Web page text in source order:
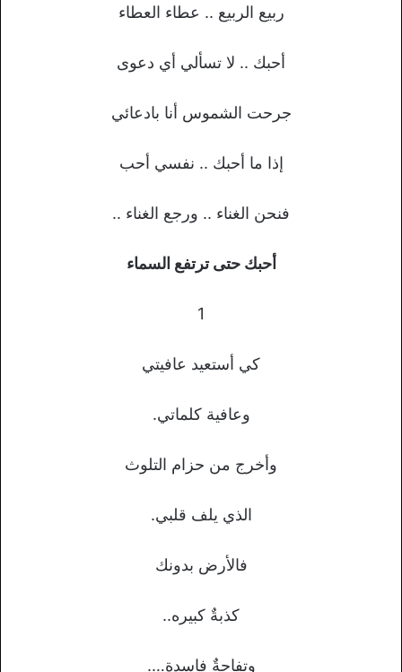
ربيع الربيع .. عطاء العطاء
أحبك .. لا تسألي أي دعوى
جرحت الشموس أنا بادعائي
إذا ما أحبك .. نفسي أحب
فنحن الغناء .. ورجع الغناء ..
أحبك حتى ترتفع السماء
1
كي أستعيد عافيتي
وعافية كلماتي.
وأخرج من حزام التلوث
الذي يلف قلبي.
فالأرض بدونك
كذبةٌ كبيره..
وتفاحةٌ فاسدة….